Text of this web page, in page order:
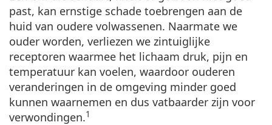
past, kan ernstige schade toebrengen aan de
huid van oudere volwassenen. Naarmate we
ouder worden, verliezen we zintuiglijke
receptoren waarmee het lichaam druk, pijn en
temperatuur kan voelen, waardoor ouderen
veranderingen in de omgeving minder goed
kunnen waarnemen en dus vatbaarder zijn voor
verwondingen.1